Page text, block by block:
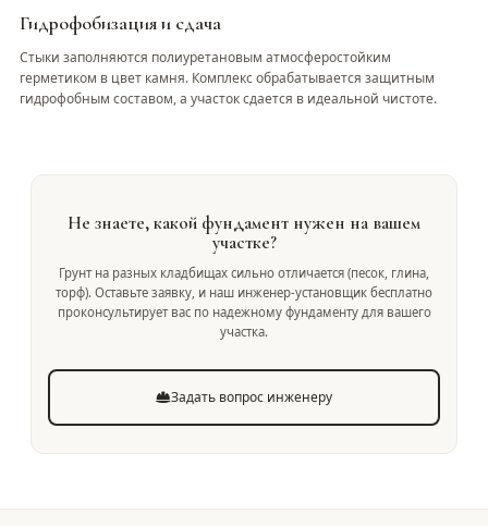
Гидрофобизация и сдача
Стыки заполняются полиуретановым атмосферостойким
герметиком в цвет камня. Комплекс обрабатывается защитным
гидрофобным составом, а участок сдается в идеальной чистоте.
Не знаете, какой фундамент нужен на вашем
участке?
Грунт на разных кладбищах сильно отличается (песок, глина,
торф). Оставьте заявку, и наш инженер-установщик бесплатно
проконсультирует вас по надежному фундаменту для вашего
участка.
Задать вопрос инженеру